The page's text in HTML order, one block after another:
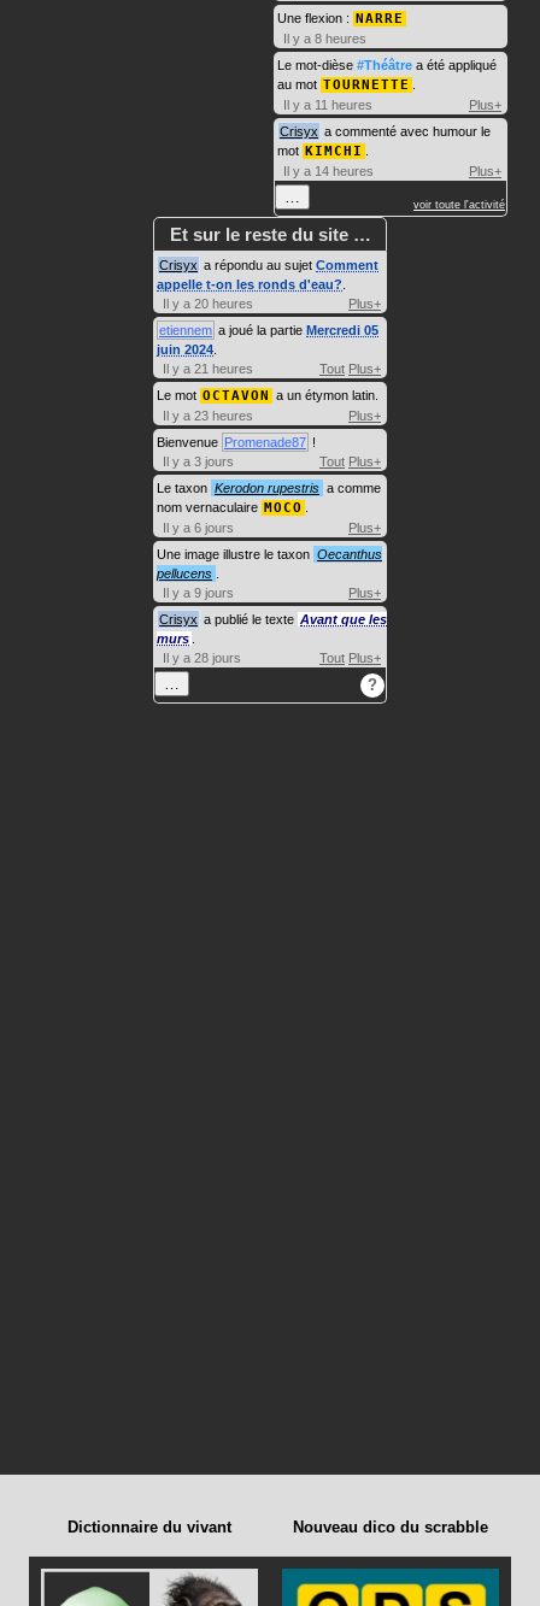
Une flexion : NARRE
Il y a 8 heures
Le mot-dièse #Théâtre a été appliqué
au mot TOURNETTE
Il y a 11 heures
Plus+
Crisyx a commenté avec humour le
mot KIMCHI
Il y a 14 heures
Plus+
voir toute l'activité
Et sur le reste du site …
Crisyx a répondu au sujet Comment
appelle t-on les ronds d'eau?
Il y a 20 heures
Plus+
etiennem a joué la partie Mercredi 05
juin 2024
Il y a 21 heures
Tout Plus+
Le mot OCTAVON a un étymon latin.
Il y a 23 heures
Plus+
Bienvenue Promenade87 !
Il y a 3 jours
Tout Plus+
Le taxon Kerodon rupestris a comme
nom vernaculaire MOCO
Il y a 6 jours
Plus+
Une image illustre le taxon Oecanthus
pellucens
Il y a 9 jours
Plus+
Crisyx a publié le texte Avant que les
murs
Il y a 28 jours
Tout Plus+
?
Dictionnaire du vivant Nouveau dico du scrabble